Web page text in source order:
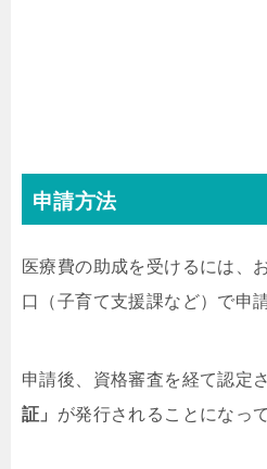
申請方法
医療費の助成を受けるには、
口（子育て支援課など）で申
申請後、資格審査を経て認定
証」 が発行されることになっ